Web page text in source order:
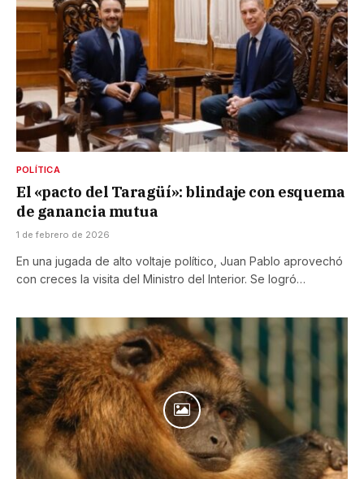
POLÍTICA
El «pacto del Taragüí»: blindaje con esquema
de ganancia mutua
1 de febrero de 2026
En una jugada de alto voltaje político, Juan Pablo aprovechó
con creces la visita del Ministro del Interior. Se logró…